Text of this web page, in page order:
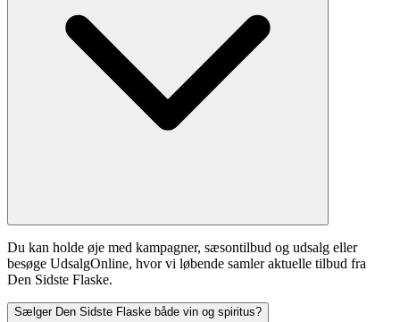
Du kan holde øje med kampagner, sæsontilbud og udsalg eller
besøge UdsalgOnline, hvor vi løbende samler aktuelle tilbud fra
Den Sidste Flaske.
Sælger Den Sidste Flaske både vin og spiritus?